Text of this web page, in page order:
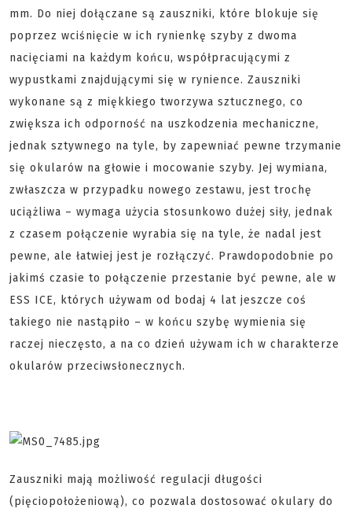
mm. Do niej dołączane są zauszniki, które blokuje się
poprzez wciśnięcie w ich rynienkę szyby z dwoma
nacięciami na każdym końcu, współpracującymi z
wypustkami znajdującymi się w rynience. Zauszniki
wykonane są z miękkiego tworzywa sztucznego, co
zwiększa ich odporność na uszkodzenia mechaniczne,
jednak sztywnego na tyle, by zapewniać pewne trzymanie
się okularów na głowie i mocowanie szyby. Jej wymiana,
zwłaszcza w przypadku nowego zestawu, jest trochę
uciążliwa – wymaga użycia stosunkowo dużej siły, jednak
z czasem połączenie wyrabia się na tyle, że nadal jest
pewne, ale łatwiej jest je rozłączyć. Prawdopodobnie po
jakimś czasie to połączenie przestanie być pewne, ale w
ESS ICE, których używam od bodaj 4 lat jeszcze coś
takiego nie nastąpiło – w końcu szybę wymienia się
raczej nieczęsto, a na co dzień używam ich w charakterze
okularów przeciwsłonecznych.
Zauszniki mają możliwość regulacji długości
(pięciopołożeniową), co pozwala dostosować okulary do